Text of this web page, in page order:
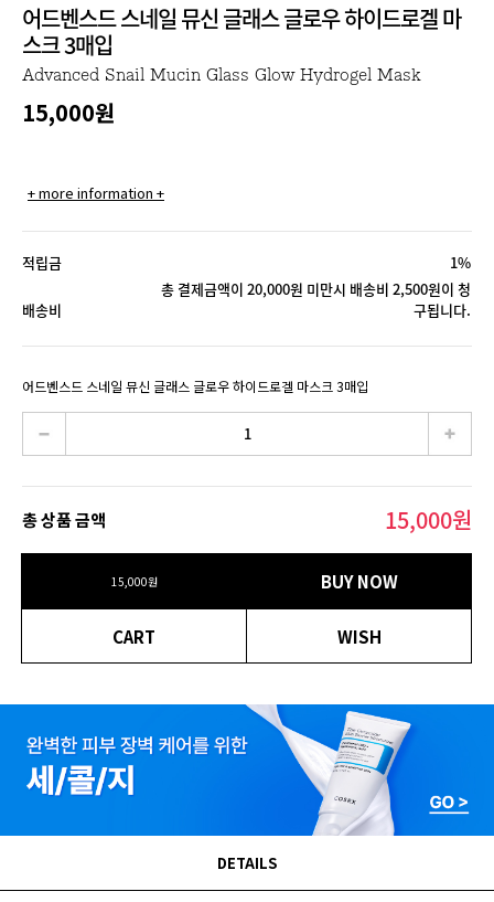
어드벤스드 스네일 뮤신 글래스 글로우 하이드로겔 마
스크 3매입
Advanced Snail Mucin Glass Glow Hydrogel Mask
15,000원
+ more information +
적립금 1%
배송비
총 결제금액이 20,000원 미만시 배송비 2,500원이 청
구됩니다.
어드벤스드 스네일 뮤신 글래스 글로우 하이드로겔 마스크 3매입
총 상품 금액 15,000원
15,000원 BUY NOW
CART WISH
DETAILS